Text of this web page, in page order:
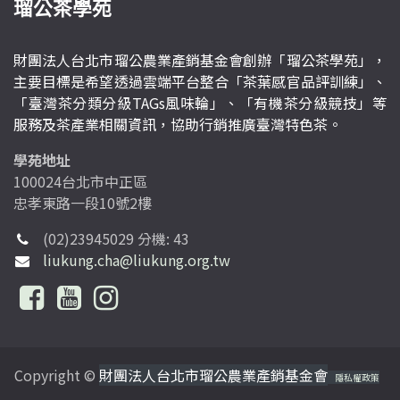
瑠公茶學苑
財團法人台北市瑠公農業產銷基金會創辦「瑠公茶學苑」，
主要目標是希望透過雲端平台整合「茶葉感官品評訓練」、
「臺灣茶分類分級TAGs風味輪」、「有機茶分級競技」等
服務及茶產業相關資訊，協助行銷推廣臺灣特色茶。
學苑地址
100024台北市中正區
忠孝東路一段10號2樓
(02)23945029 分機: 43
liukung.cha@liukung.org.tw
Copyright © 財團法人台北市瑠公農業產銷基金會 隱私權政策